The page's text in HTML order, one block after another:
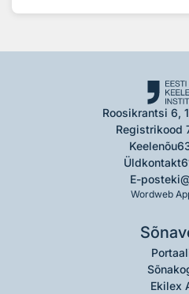
Roosikrantsi 6,
Registrikood
Keelenõu
Üldkontakt
E-post
Wordweb
Ekilex